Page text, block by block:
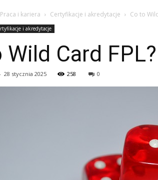
Praca i kariera Certyfikacje i akredytacje Co to
i akredytacje
Wild Card FPL?
28 stycznia 2025 258 0